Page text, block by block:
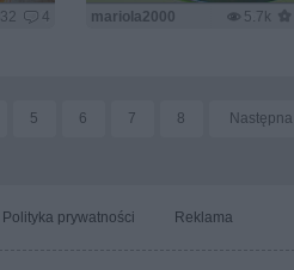
32 4 5.7k
mariola2000
5 6 7 8 Następna
Polityka prywatności Reklama